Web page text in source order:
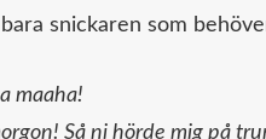
bara snickaren som
maaha!
Så ni hörde mig på